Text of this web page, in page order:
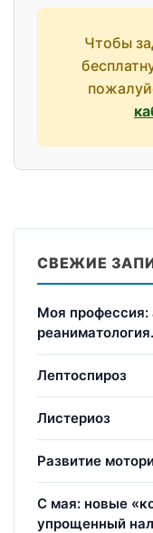
Чтобы
СВЕЖИЕ
Моя профессия:
Лептоспироз
Листериоз
Развитие
С мая: новые
упрощенный